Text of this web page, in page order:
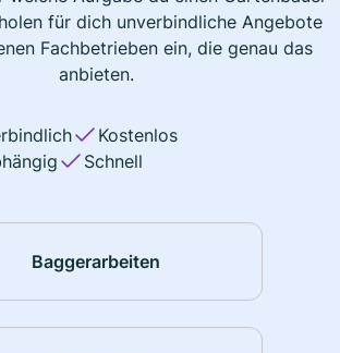
für dich unverbindliche Angebote
Fachbetrieben ein, die genau das
anbieten.
Kostenlos
Schnell
Baggerarbeiten